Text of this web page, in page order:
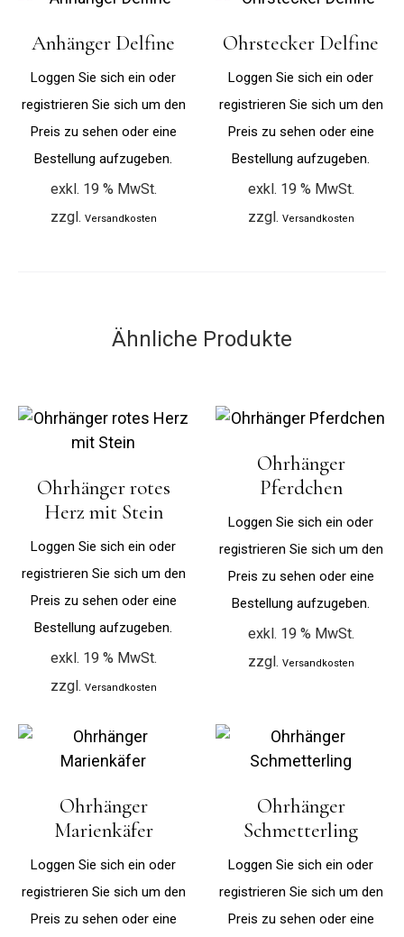
Anhänger Delfine
Loggen Sie sich ein oder
registrieren Sie sich um den
Preis zu sehen oder eine
Bestellung aufzugeben.
exkl. 19 % MwSt.
zzgl. Versandkosten
Ohrstecker Delfine
Loggen Sie sich ein oder
registrieren Sie sich um den
Preis zu sehen oder eine
Bestellung aufzugeben.
exkl. 19 % MwSt.
zzgl. Versandkosten
Ähnliche Produkte
Ohrhänger rotes
Herz mit Stein
Loggen Sie sich ein oder
registrieren Sie sich um den
Preis zu sehen oder eine
Bestellung aufzugeben.
exkl. 19 % MwSt.
zzgl. Versandkosten
Ohrhänger
Pferdchen
Loggen Sie sich ein oder
registrieren Sie sich um den
Preis zu sehen oder eine
Bestellung aufzugeben.
exkl. 19 % MwSt.
zzgl. Versandkosten
Ohrhänger
Marienkäfer
Loggen Sie sich ein oder
registrieren Sie sich um den
Preis zu sehen oder eine
Ohrhänger
Schmetterling
Loggen Sie sich ein oder
registrieren Sie sich um den
Preis zu sehen oder eine